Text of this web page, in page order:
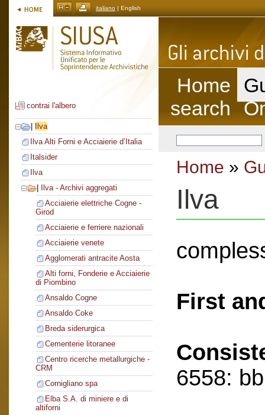
italiano | English
contrai l'albero
Ilva
Ilva Alti Forni e Acciaierie d’Italia
Italsider
Ilva
Ilva - Archivi aggregati
Acciaierie elettriche Cogne -
Girod
Acciaierie e ferriere nazionali
Acciaierie venete
Agglomerati antracite Aosta
Alti forni, Fonderie e Acciaierie
di Piombino
Ansaldo Cogne
Ansaldo Coke
Breda siderurgica
Cementerie litoranee
Centro ricerche metallurgiche -
CRM
Cornigliano spa
Elba S.A. di miniere e di
altiforni
Home
search
Home »
Ilva
First
6558: